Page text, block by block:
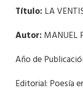
Título: LA
Autor: MANUEL
Año de
Editorial: Poesía